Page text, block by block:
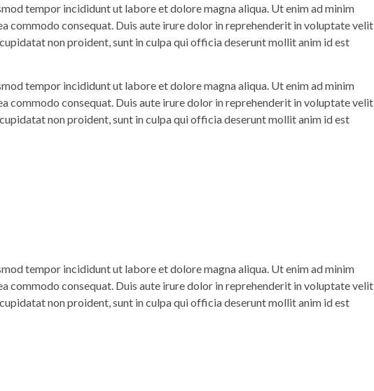
tempor incididunt ut labore et dolore magna aliqua. Ut enim ad minim
commodo consequat. Duis aute irure dolor in reprehenderit in voluptate velit
non proident, sunt in culpa qui officia deserunt mollit anim id est
tempor incididunt ut labore et dolore magna aliqua. Ut enim ad minim
commodo consequat. Duis aute irure dolor in reprehenderit in voluptate velit
non proident, sunt in culpa qui officia deserunt mollit anim id est
tempor incididunt ut labore et dolore magna aliqua. Ut enim ad minim
commodo consequat. Duis aute irure dolor in reprehenderit in voluptate velit
non proident, sunt in culpa qui officia deserunt mollit anim id est